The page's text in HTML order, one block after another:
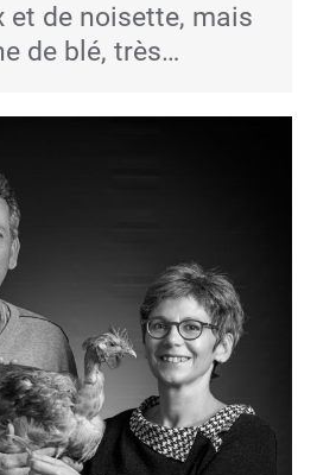
et de noisette, mais
de blé, très…